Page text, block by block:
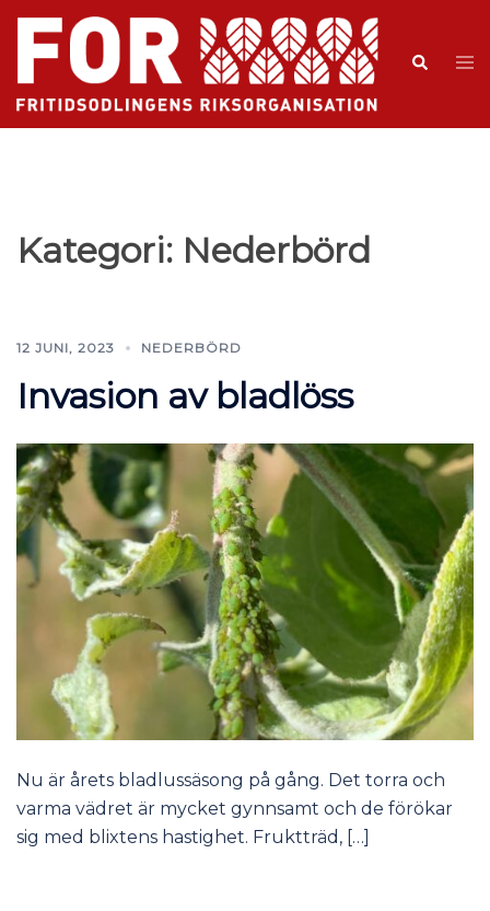
Kategori: Nederbörd
12 JUNI, 2023 NEDERBÖRD
Invasion av bladlöss
Nu är årets bladlussäsong på gång. Det torra och
varma vädret är mycket gynnsamt och de förökar
sig med blixtens hastighet. Fruktträd, […]